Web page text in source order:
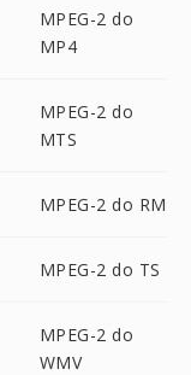
MPEG-2 do
MP4
MPEG-2 do
MTS
MPEG-2 do RM
MPEG-2 do TS
MPEG-2 do
WMV